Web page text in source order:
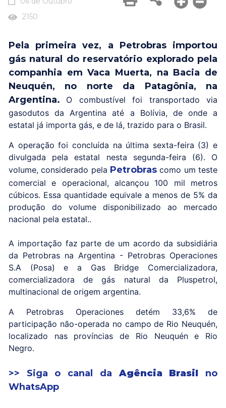
2150
Pela primeira vez, a Petrobras importou
gás natural do reservatório explorado pela
companhia em Vaca Muerta, na Bacia de
Neuquén, no norte da Patagônia, na
Argentina.
O combustível foi transportado via
gasodutos da Argentina até a Bolívia, de onde a
estatal já importa gás, e de lá, trazido para o Brasil.
A operação foi concluída na última sexta-feira (3) e
divulgada pela estatal nesta segunda-feira (6). O
volume, considerado pela Petrobras como um teste
comercial e operacional, alcançou 100 mil metros
cúbicos. Essa quantidade equivale a menos de 5% da
produção do volume disponibilizado ao mercado
nacional pela estatal..
A importação faz parte de um acordo da subsidiária
da Petrobras na Argentina - Petrobras Operaciones
S.A (Posa) e a Gas Bridge Comercializadora,
comercializadora de gás natural da Pluspetrol,
multinacional de origem argentina.
A Petrobras Operaciones detém 33,6% de
participação não-operada no campo de Rio Neuquén,
localizado nas províncias de Rio Neuquén e Rio
Negro.
>> Siga o canal da Agência Brasil
no
WhatsApp